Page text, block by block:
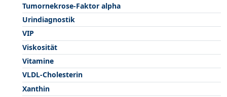
Tumornekrose-Faktor alpha
Urindiagnostik
VIP
Viskosität
Vitamine
VLDL-Cholesterin
Xanthin